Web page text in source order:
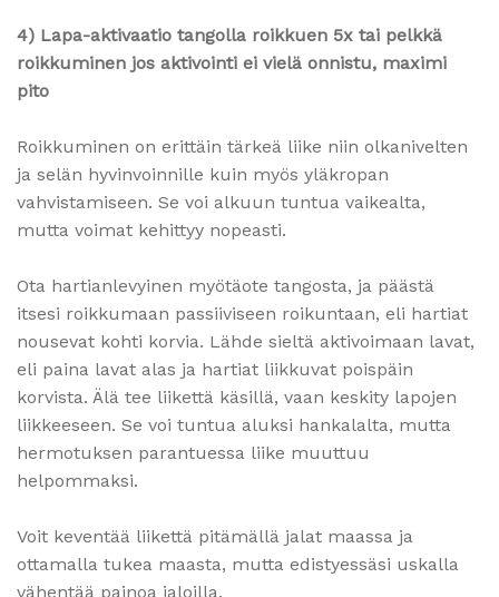
4) Lapa-aktivaatio tangolla roikkuen 5x tai pelkkä
roikkuminen jos aktivointi ei vielä onnistu, maximi
pito
Roikkuminen on erittäin tärkeä liike niin olkanivelten
ja selän hyvinvoinnille kuin myös yläkropan
vahvistamiseen. Se voi alkuun tuntua vaikealta,
mutta voimat kehittyy nopeasti.
Ota hartianlevyinen myötäote tangosta, ja päästä
itsesi roikkumaan passiiviseen roikuntaan, eli hartiat
nousevat kohti korvia. Lähde sieltä aktivoimaan lavat,
eli paina lavat alas ja hartiat liikkuvat poispäin
korvista. Älä tee liikettä käsillä, vaan keskity lapojen
liikkeeseen. Se voi tuntua aluksi hankalalta, mutta
hermotuksen parantuessa liike muuttuu
helpommaksi.
Voit keventää liikettä pitämällä jalat maassa ja
ottamalla tukea maasta, mutta edistyessäsi uskalla
vähentää painoa jaloilla.